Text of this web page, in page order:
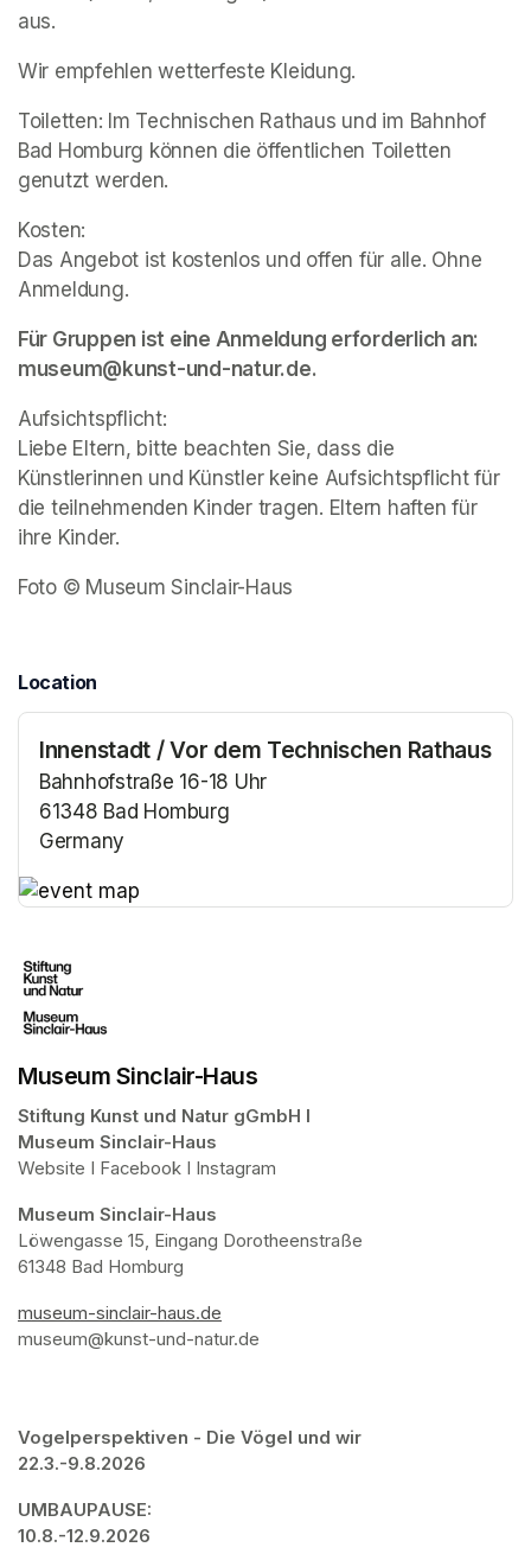
aus.
Wir empfehlen wetterfeste Kleidung.
Toiletten: Im Technischen Rathaus und im Bahnhof
Bad Homburg können die öffentlichen Toiletten
genutzt werden.
Kosten:
Das Angebot ist kostenlos und offen für alle. Ohne
Anmeldung.
Für Gruppen ist eine Anmeldung erforderlich an:
museum@kunst-und-natur.de.
Aufsichtspflicht:
Liebe Eltern, bitte beachten Sie, dass die
Künstlerinnen und Künstler keine Aufsichtspflicht für
die teilnehmenden Kinder tragen. Eltern haften für
ihre Kinder.
Foto © Museum Sinclair-Haus
Location
Innenstadt / Vor dem Technischen Rathaus
Bahnhofstraße 16-18 Uhr
61348 Bad Homburg
Germany
Museum Sinclair-Haus
Stiftung Kunst und Natur gGmbH I
Museum Sinclair-Haus
Website I Facebook I Instagram
Museum Sinclair-Haus
Löwengasse 15, Eingang Dorotheenstraße
61348 Bad Homburg
museum-sinclair-haus.de
museum@kunst-und-natur.de
Vogelperspektiven - Die Vögel und wir
22.3.-9.8.2026
UMBAUPAUSE:
10.8.-12.9.2026